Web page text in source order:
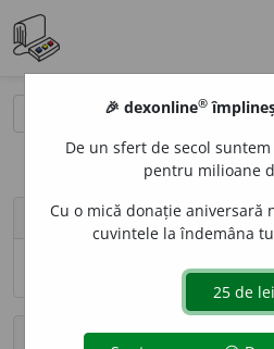
person Vasiliu Raluca
Numele și adresa de e-mail nu
Contribuții
🎉 dexonline®
De un sfert de secol
pentru milioane
Cu o mică donație aniversară
cuvintele la îndemâna